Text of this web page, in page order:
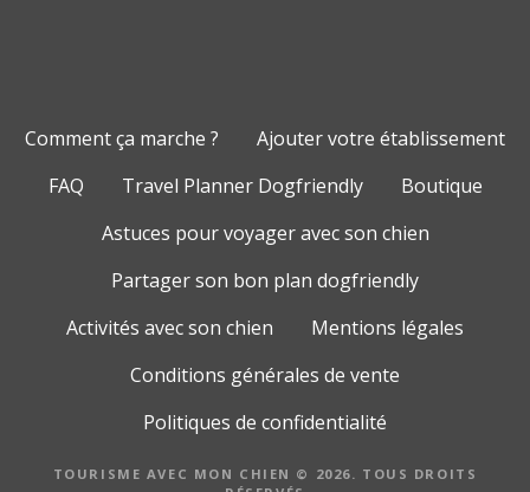
Comment ça marche ?
Ajouter votre établissement
FAQ
Travel Planner Dogfriendly
Boutique
Astuces pour voyager avec son chien
Partager son bon plan dogfriendly
Activités avec son chien
Mentions légales
Conditions générales de vente
Politiques de confidentialité
TOURISME AVEC MON CHIEN © 2026. TOUS DROITS